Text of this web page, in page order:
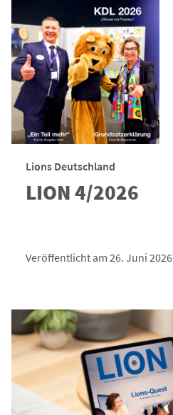
Lions Deutschland
LION 4/2026
Veröffentlicht am 26. Juni 2026